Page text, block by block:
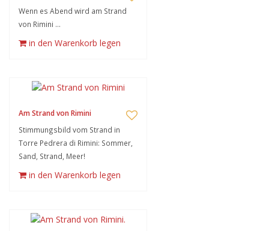
Wenn es Abend wird am Strand
von Rimini ...
in den Warenkorb legen
Am Strand von Rimini
Stimmungsbild vom Strand in
Torre Pedrera di Rimini: Sommer,
Sand, Strand, Meer!
in den Warenkorb legen